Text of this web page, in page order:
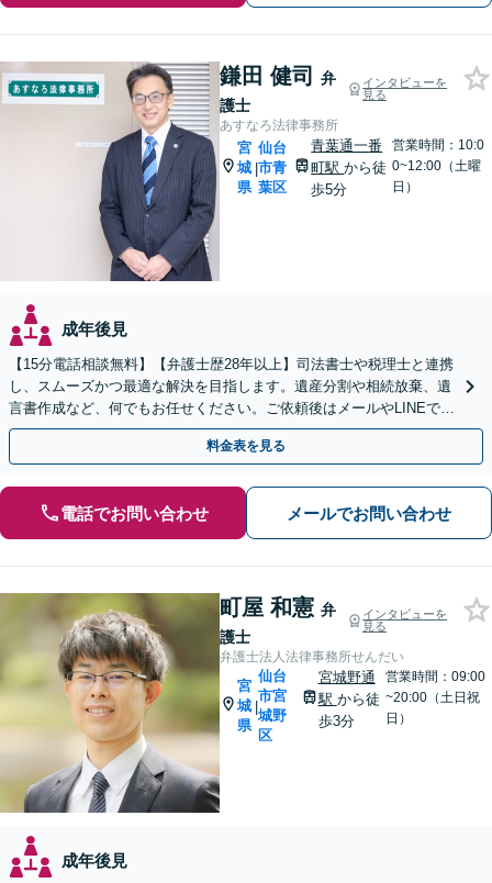
鎌田 健司
弁
護士
インタビューを
見る
あすなろ法律事務所
宮
城
県
|
仙台
市青
葉区
青葉通一番
町駅から徒
歩5分
営業時間：10:0
0~12:00（土曜
日）
成年後見
【15分電話相談無料】【弁護士歴28年以上】司法書士や税理士と連携
し、スムーズかつ最適な解決を目指します。遺産分割や相続放棄、遺
言書作成など、何でもお任せください。ご依頼後はメールやLINEでの
やり取りも可能です【青葉通一番町駅5分】
料金表を見る
電話でお問い合わせ メールでお問い合わせ
町屋 和憲 弁
護士
インタビューを
見る
弁護士法人法律事務所せんだい
宮
城
県
|
仙台
市宮
城野
区
宮城野通
駅 から徒
歩3分
営業時間：09:00
~20:00（土日祝
日）
成年後見